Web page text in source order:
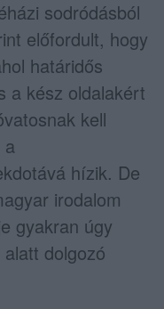
sodródásból
előfordult, hogy
határidős
a kész oldalakért
kell
hízik. De
irodalom
gyakran úgy
dolgozó